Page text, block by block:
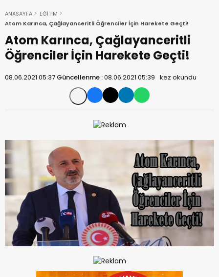
ANASAYFA
EĞİTİM
Atom Karınca, Çağlayanceritli Öğrenciler İçin Harekete Geçti!
Atom Karınca, Çağlayanceritli
Öğrenciler İçin Harekete Geçti!
08.06.2021 05:37 Güncellenme :08.06.2021 05:39 kez okundu